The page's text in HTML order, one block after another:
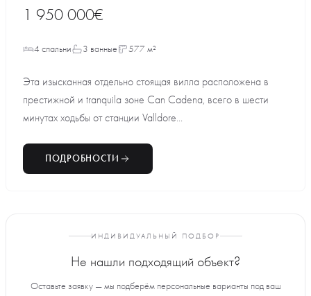
1 950 000€
4 спальни 3 ванные 577 м²
Эта изысканная отдельно стоящая вилла расположена в
престижной и tranquila зоне Can Cadena, всего в шести
минутах ходьбы от станции Valldore...
ПОДРОБНОСТИ
ИНДИВИДУАЛЬНЫЙ ПОДБОР
Не нашли подходящий объект?
Оставьте заявку — мы подберём персональные варианты под ваш